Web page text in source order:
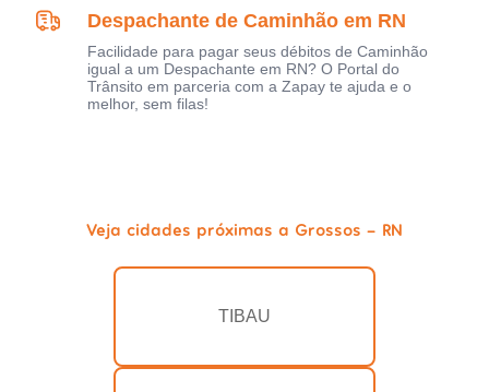
Despachante de Caminhão em RN
Facilidade para pagar seus débitos de Caminhão
igual a um Despachante em RN? O Portal do
Trânsito em parceria com a Zapay te ajuda e o
melhor, sem filas!
Veja cidades próximas a Grossos - RN
TIBAU